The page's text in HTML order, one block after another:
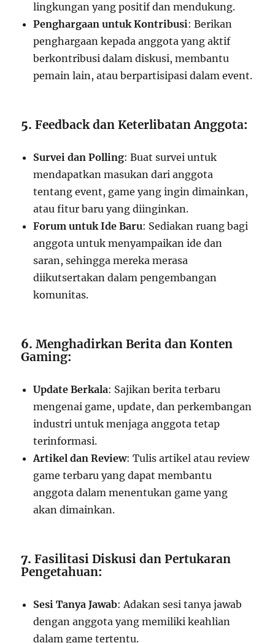
lingkungan yang positif dan mendukung.
Penghargaan untuk Kontribusi: Berikan
penghargaan kepada anggota yang aktif
berkontribusi dalam diskusi, membantu
pemain lain, atau berpartisipasi dalam event.
5.Feedback dan Keterlibatan Anggota:
Survei dan Polling: Buat survei untuk
mendapatkan masukan dari anggota
tentang event, game yang ingin dimainkan,
atau fitur baru yang diinginkan.
Forum untuk Ide Baru: Sediakan ruang bagi
anggota untuk menyampaikan ide dan
saran, sehingga mereka merasa
diikutsertakan dalam pengembangan
komunitas.
6.Menghadirkan Berita dan Konten
Gaming:
Update Berkala: Sajikan berita terbaru
mengenai game, update, dan perkembangan
industri untuk menjaga anggota tetap
terinformasi.
Artikel dan Review: Tulis artikel atau review
game terbaru yang dapat membantu
anggota dalam menentukan game yang
akan dimainkan.
7.Fasilitasi Diskusi dan Pertukaran
Pengetahuan:
Sesi Tanya Jawab: Adakan sesi tanya jawab
dengan anggota yang memiliki keahlian
dalam game tertentu.